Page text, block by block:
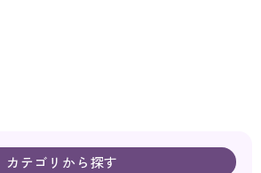
カテゴリから探す